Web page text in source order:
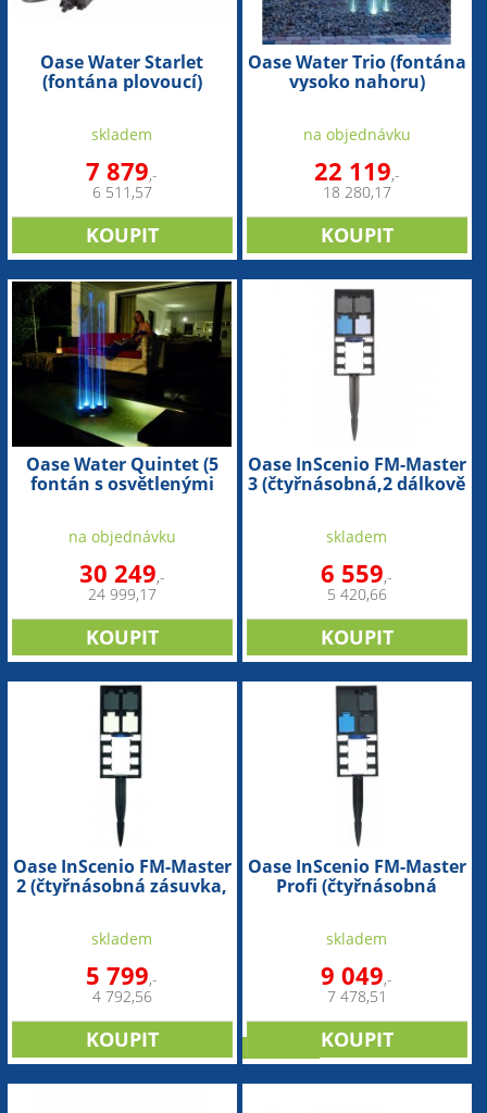
Oase Water Starlet
(fontána plovoucí)
skladem
7 879,-
6 511,57
Oase Water Trio (fontána
vysoko nahoru)
na objednávku
22 119,-
18 280,17
Oase Water Quintet (5
fontán s osvětlenými
na objednávku
30 249,-
24 999,17
Oase InScenio FM-Master
3 (čtyřnásobná,2 dálkově
ovladačem,1 trvalá)
skladem
6 559,-
5 420,66
Oase InScenio FM-Master
2 (čtyřnásobná zásuvka,
skladem
5 799,-
4 792,56
Oase InScenio FM-Master
Profi (čtyřnásobná
regulovatelná
ovladačem)
skladem
9 049,-
7 478,51